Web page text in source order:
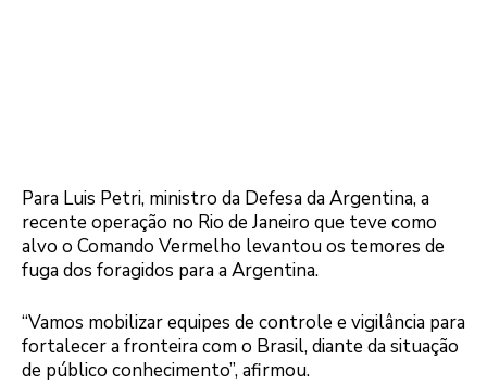
Para Luis Petri, ministro da Defesa da Argentina, a
recente operação no Rio de Janeiro que teve como
alvo o Comando Vermelho levantou os temores de
fuga dos foragidos para a Argentina.
“Vamos mobilizar equipes de controle e vigilância para
fortalecer a fronteira com o Brasil, diante da situação
de público conhecimento”, afirmou.